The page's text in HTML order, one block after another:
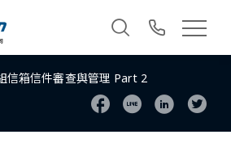
信箱信件審查與管理 Part 2